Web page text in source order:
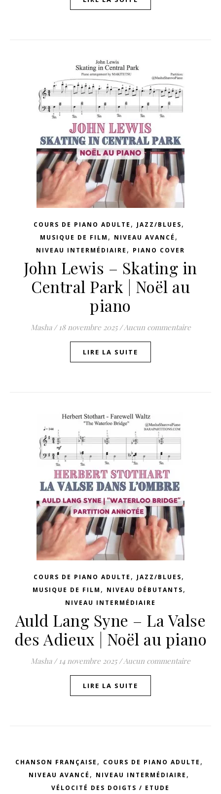
COURS DE PIANO ADULTE , JAZZ/BLUES,
MUSIQUE DE FILM , NIVEAU AVANCÉ ,
NIVEAU INTERMÉDIAIRE , PIANO COVER
John Lewis – Skating in
Central Park | Noël au
piano
Masha / 18 novembre 2025 /Aucun commentaire
LIRE LA SUITE
COURS DE PIANO ADULTE , JAZZ/BLUES,
MUSIQUE DE FILM , NIVEAU DÉBUTANTS,
NIVEAU INTERMÉDIAIRE
Auld Lang Syne – La Valse
des Adieux | Noël au piano
Masha / 14 novembre 2025 /Aucun commentaire
LIRE LA SUITE
CHANSON FRANÇAISE , COURS DE PIANO ADULTE ,
NIVEAU AVANCÉ , NIVEAU INTERMÉDIAIRE ,
VÉLOCITÉ DES DOIGTS / ETUDE